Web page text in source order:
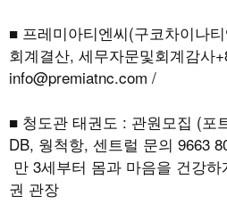
■ 프레미아티엔씨(구코차이나
회계결산, 세무자문및회계감사
info@premiatnc.com /
■ 청도관 태권도 : 관원모집 (포
DB, 웡척항, 센트럴 문의 9663
만 3세부터 몸과 마음을 건강
권 관장